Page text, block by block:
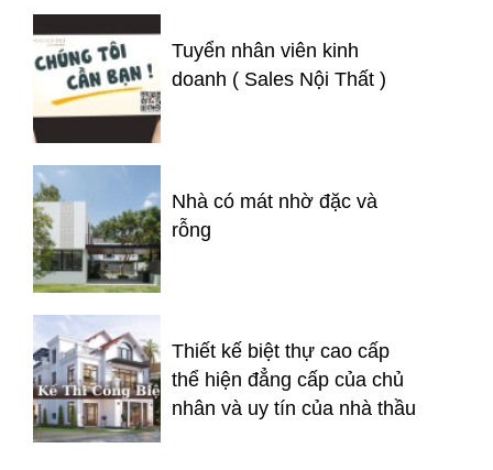
Tuyển nhân viên kinh
doanh ( Sales Nội Thất )
Nhà có mát nhờ đặc và
rỗng
Thiết kế biệt thự cao cấp
thể hiện đẳng cấp của chủ
nhân và uy tín của nhà thầu